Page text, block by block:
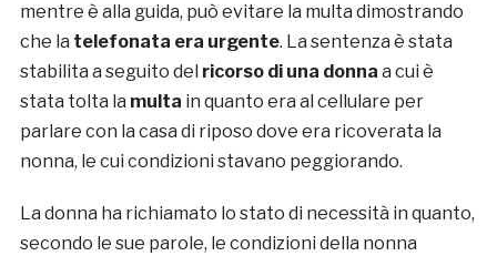
mentre è alla guida, può evitare la multa dimostrando
che la telefonata era urgente. La sentenza è stata
stabilita a seguito del ricorso di una donna a cui è
stata tolta la multa in quanto era al cellulare per
parlare con la casa di riposo dove era ricoverata la
nonna, le cui condizioni stavano peggiorando.
La donna ha richiamato lo stato di necessità in quanto,
secondo le sue parole, le condizioni della nonna